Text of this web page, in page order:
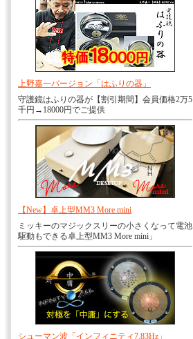
上野嘉一バージョン「はふりの器」
守護鏡はふりの器が【割引期間】会員価格2万5
千円→18000円でご提供
【New】卓上型MM3 More mini
ミッキーのマジックスリーの小さくなって電池
駆動もできる卓上型MM3 More mini」
シューマン波「インフィニティ7.83Hz」